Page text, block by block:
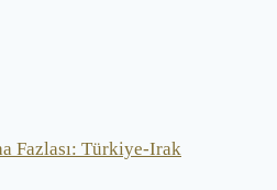
Fazlası: Türkiye-Irak